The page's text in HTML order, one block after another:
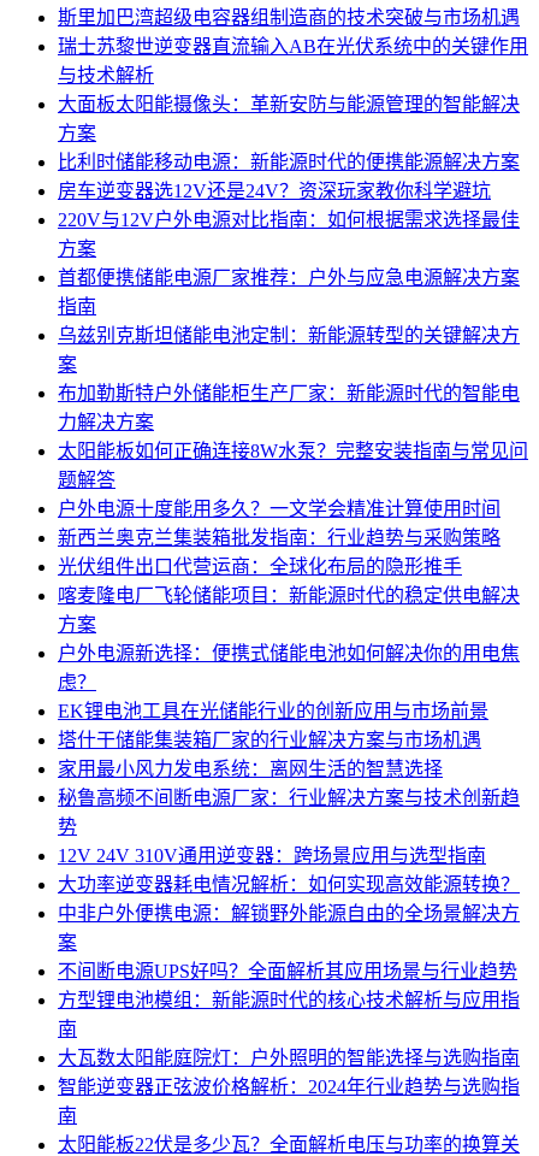
斯里加巴湾超级电容器组制造商的技术突破与市场机遇
瑞士苏黎世逆变器直流输入AB在光伏系统中的关键作用
与技术解析
大面板太阳能摄像头：革新安防与能源管理的智能解决
方案
比利时储能移动电源：新能源时代的便携能源解决方案
房车逆变器选12V还是24V？资深玩家教你科学避坑
220V与12V户外电源对比指南：如何根据需求选择最佳
方案
首都便携储能电源厂家推荐：户外与应急电源解决方案
指南
乌兹别克斯坦储能电池定制：新能源转型的关键解决方
案
布加勒斯特户外储能柜生产厂家：新能源时代的智能电
力解决方案
太阳能板如何正确连接8W水泵？完整安装指南与常见问
题解答
户外电源十度能用多久？一文学会精准计算使用时间
新西兰奥克兰集装箱批发指南：行业趋势与采购策略
光伏组件出口代营运商：全球化布局的隐形推手
喀麦隆电厂飞轮储能项目：新能源时代的稳定供电解决
方案
户外电源新选择：便携式储能电池如何解决你的用电焦
虑？
EK锂电池工具在光储能行业的创新应用与市场前景
塔什干储能集装箱厂家的行业解决方案与市场机遇
家用最小风力发电系统：离网生活的智慧选择
秘鲁高频不间断电源厂家：行业解决方案与技术创新趋
势
12V 24V 310V通用逆变器：跨场景应用与选型指南
大功率逆变器耗电情况解析：如何实现高效能源转换？
中非户外便携电源：解锁野外能源自由的全场景解决方
案
不间断电源UPS好吗？全面解析其应用场景与行业趋势
方型锂电池模组：新能源时代的核心技术解析与应用指
南
大瓦数太阳能庭院灯：户外照明的智能选择与选购指南
智能逆变器正弦波价格解析：2024年行业趋势与选购指
南
太阳能板22伏是多少瓦？全面解析电压与功率的换算关